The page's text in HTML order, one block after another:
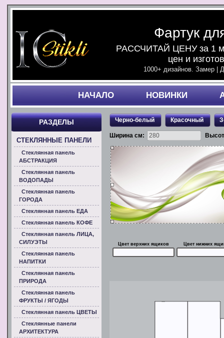
Фартук
РАССЧИТАЙ ЦЕНУ за 1
цен и
1000+ дизайнов. Замер |
НАЧАЛO НОВИНКИ
Черно-белый Красочный
Ширина см:
Цвет верхних ящиков Цвет нижних
РАЗДЕЛЫ
СТЕКЛЯННЫЕ ПАНЕЛИ
Стеклянная панель
АБСТРАКЦИЯ
Стеклянная панель
ВОДОПАДЫ
Стеклянная панель
ГОРОДА
Стеклянная панель ЕДА
Стеклянная панель КОФЕ
Стеклянная панель ЛИЦА,
СИЛУЭТЫ
Стеклянная панель
НАПИТКИ
Стеклянная панель
ПРИРОДА
Стеклянная панель
ФРУКТЫ / ЯГОДЫ
Стеклянная панель ЦВЕТЫ
Стеклянные панели
АРХИТЕКТУРА